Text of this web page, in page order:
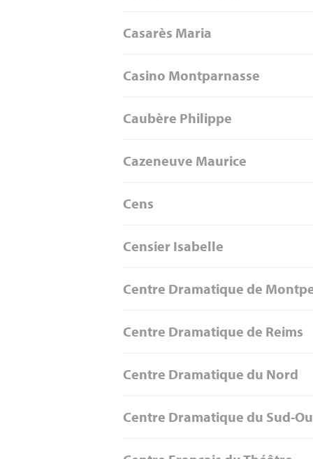
Casarès Maria
Casino Montparnasse
Caubère Philippe
Cazeneuve Maurice
Cens
Censier Isabelle
Centre Dramatique de
Centre Dramatique de Reims
Centre Dramatique du Nord
Centre Dramatique du Sud-